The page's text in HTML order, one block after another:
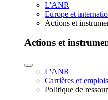
L'ANR
Europe et
Actions et
Actions et
L'ANR
Carrières et emplois
Politique de